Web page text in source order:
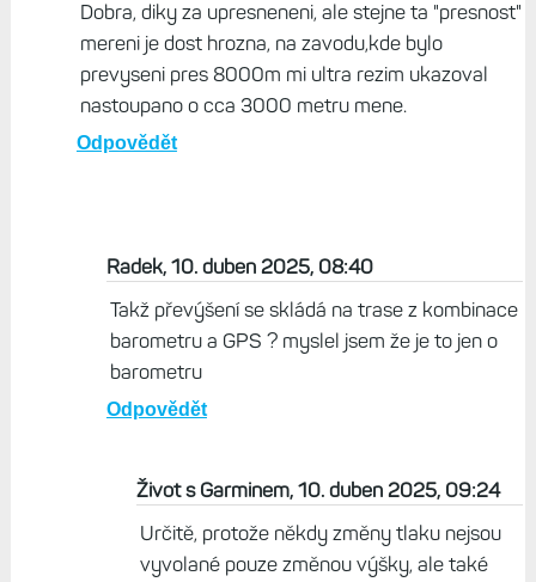
Dobra, diky za upresneneni, ale stejne ta "presnost"
mereni je dost hrozna, na zavodu,kde bylo
prevyseni pres 8000m mi ultra rezim ukazoval
nastoupano o cca 3000 metru mene.
Odpovědět
Radek, 10. duben 2025, 08:40